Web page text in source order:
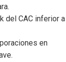
del CAC inferior a
en